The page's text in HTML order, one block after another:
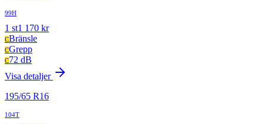
99H
1 st1 170 kr
CBränsle
CGrepp
C72 dB
Visa detaljer
195/65 R16
104T